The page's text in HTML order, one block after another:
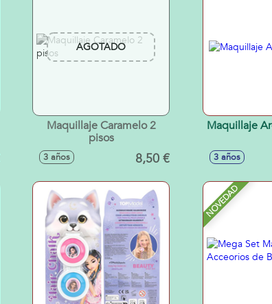
AGOTADO
Maquillaje Caramelo 2
pisos
3 años 8,50 €
Maquillaje
3 años
NOVEDAD